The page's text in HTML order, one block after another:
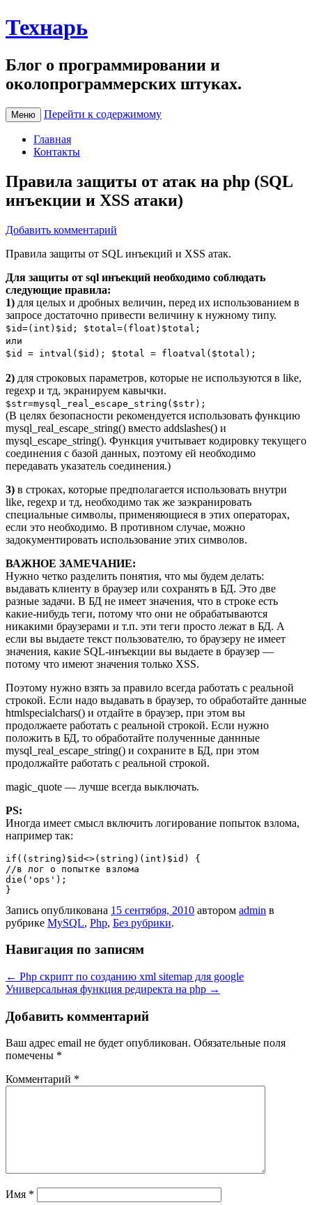
Технарь
Блог о программировании и
околопрограммерских штуках.
Меню Перейти к содержимому
Главная
Контакты
Правила защиты от атак на php (SQL
инъекции и XSS атаки)
Добавить комментарий
Правила защиты от SQL инъекций и XSS атак.
Для защиты от sql инъекций необходимо соблюдать
следующие правила:
1) для целых и дробных величин, перед их использованием в
запросе достаточно привести величину к нужному типу.
$id=(int)$id; $total=(float)$total;
или
$id = intval($id); $total = floatval($total);
2) для строковых параметров, которые не используются в like,
regexp и тд, экранируем кавычки.
$str=mysql_real_escape_string($str);
(В целях безопасности рекомендуется использовать функцию
mysql_real_escape_string() вместо addslashes() и
mysql_escape_string(). Функция учитывает кодировку текущего
соединения с базой данных, поэтому ей необходимо
передавать указатель соединения.)
3) в строках, которые предполагается использовать внутри
like, regexp и тд, необходимо так же заэкранировать
специальные символы, применяющиеся в этих операторах,
если это необходимо. В противном случае, можно
задокументировать использование этих символов.
ВАЖНОЕ ЗАМЕЧАНИЕ:
Нужно четко разделить понятия, что мы будем делать:
выдавать клиенту в браузер или сохранять в БД. Это две
разные задачи. В БД не имеет значения, что в строке есть
какие-нибудь теги, потому что они не обрабатываются
никакими браузерами и т.п. эти теги просто лежат в БД. А
если вы выдаете текст пользователю, то браузеру не имеет
значения, какие SQL-инъекции вы выдаете в браузер —
потому что имеют значения только XSS.
Поэтому нужно взять за правило всегда работать с реальной
строкой. Если надо выдавать в браузер, то обработайте данные
htmlspecialchars() и отдайте в браузер, при этом вы
продолжаете работать с реальной строкой. Если нужно
положить в БД, то обработайте полученные даннные
mysql_real_escape_string() и сохраните в БД, при этом
продолжайте работать с реальной строкой.
magic_quote — лучше всегда выключать.
PS:
Иногда имеет смысл включить логирование попыток взлома,
например так:
if((string)$id<>(string)(int)$id) {
//в лог о попытке взлома
die('ops');
}
Запись опубликована 15 сентября, 2010 автором admin в
рубрике MySQL, Php, Без рубрики.
Навигация по записям
← Php скрипт по созданию xml sitemap для google
Универсальная функция редиректа на php →
Добавить комментарий
Ваш адрес email не будет опубликован. Обязательные поля
помечены *
Комментарий *
Имя *